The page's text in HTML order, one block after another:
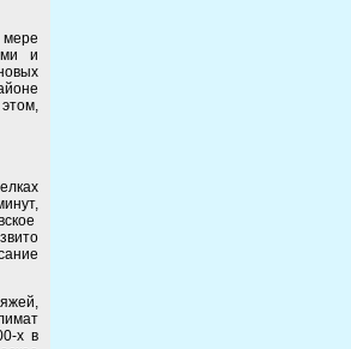
и
х в